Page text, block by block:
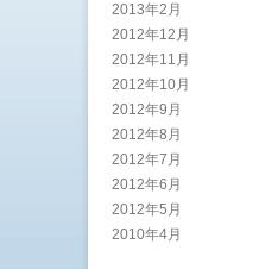
2013年2月
2012年12月
2012年11月
2012年10月
2012年9月
2012年8月
2012年7月
2012年6月
2012年5月
2010年4月